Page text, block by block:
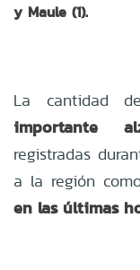
y Maule (1).
La cantidad
importante
registradas
a la región
en las últimas